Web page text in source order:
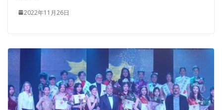
2022年11月26日